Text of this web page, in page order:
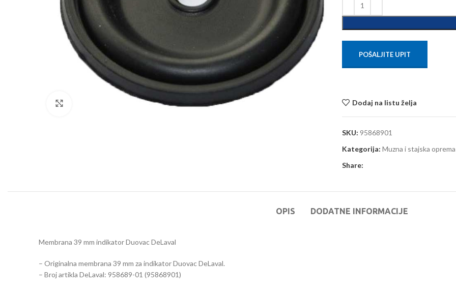
POŠALJITE UPIT
Dodaj na listu želja
SKU: 95868901
Kategorija: Muzna i stajska oprema
Share:
OPIS DODATNE INFORMACIJE
Membrana 39 mm indikator Duovac DeLaval
– Originalna membrana 39 mm za indikator Duovac DeLaval.
– Broj artikla DeLaval: 958689-01 (95868901)